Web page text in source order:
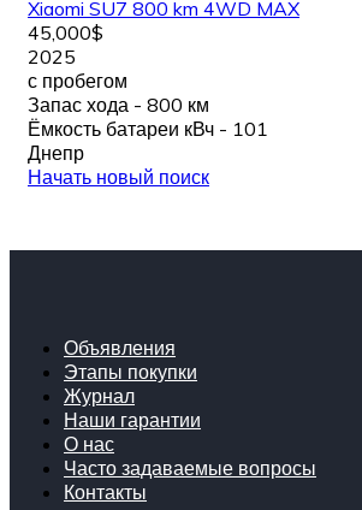
Xiaomi SU7 800 km 4WD MAX
45,000$
2025
с пробегом
Запас хода - 800 км
Ёмкость батареи кВч - 101
Днепр
Начать новый поиск
Объявления
Этапы покупки
Журнал
Наши гарантии
О нас
Часто задаваемые вопросы
Контакты